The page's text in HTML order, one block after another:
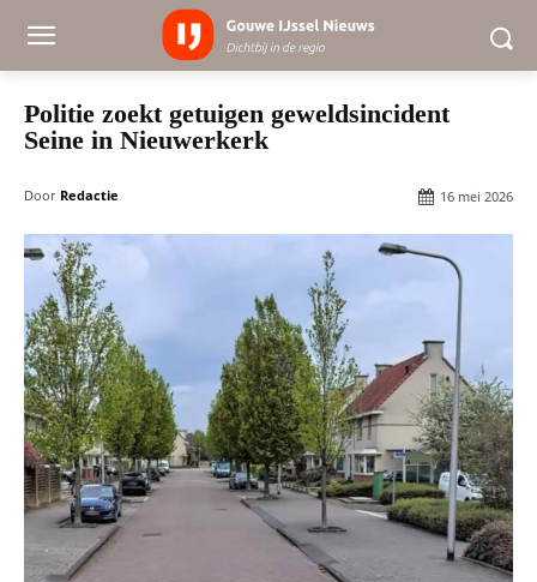
Politie zoekt getuigen geweldsincident
Seine in Nieuwerkerk
Door Redactie 16 mei 2026